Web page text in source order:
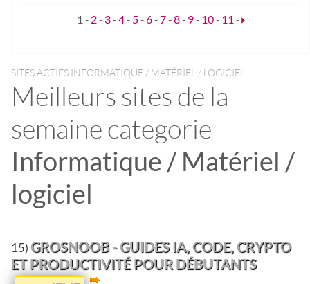
1 - 2- 3-4- 5-6-7-8- 9- 10- 11 -
SITES ACTIFS INFORMATIQUE / MATÉRIEL / LOGICIEL
Meilleurs sites de la
semaine categorie
Informatique / Matériel /
logiciel
15)GROSNOOB - GUIDES IA, CODE, CRYPTO
ET PRODUCTIVITÉ POUR DÉBUTANTS